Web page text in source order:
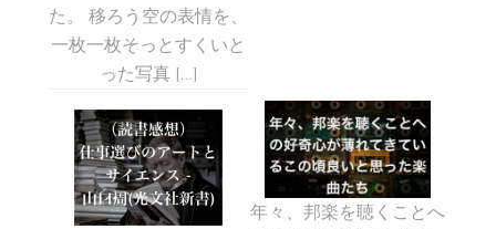
た。 移ろう空の表情を、
一枚一枚そっとすくいと
った写真 […]
年々、邦楽を聴くことへ